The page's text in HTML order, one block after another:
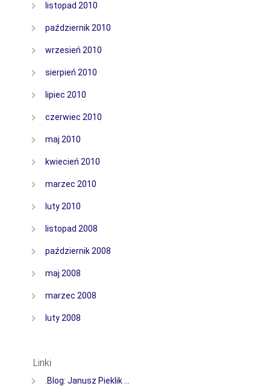
listopad 2010
październik 2010
wrzesień 2010
sierpień 2010
lipiec 2010
czerwiec 2010
maj 2010
kwiecień 2010
marzec 2010
luty 2010
listopad 2008
październik 2008
maj 2008
marzec 2008
luty 2008
Linki
.Blog: Janusz Pieklik …